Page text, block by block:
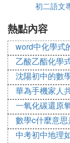
語文教材：人
版、北師大版
數學教材：北
教版、華師大
材：新人教、
教版、北師大
版、蘇科版、
版、上海教育
教版；政治教
版、北師大版
歷史教材：人
學中
初二語文
熱點內容
word中化學式
乙酸乙酯化學
沈陽初中的數
華為手機家人
一氧化碳還原
數學c什麼意
中考初中地理